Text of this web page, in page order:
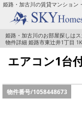
姫路・加古川の賃貸マンション
TOPページ
都市ガス·オール電化
☆新築物件☆
姫路・加古川のお部屋探しは
物件詳細 姫路市東辻井1丁目
エアコン1台
物件番号/1058448673